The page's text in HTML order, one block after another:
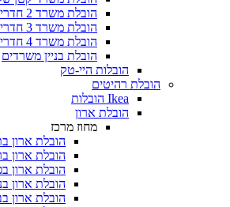
הובלת משרד 2 חדרים
הובלת משרד 3 חדרים
הובלת משרד 4 חדרים
הובלת בניין משרדים
הובלות היי-טק
הובלת רהיטים
Ikea הובלות
הובלת ארון
מחוז מרכז
הובלת ארון
הובלת ארון
הובלת ארון
הובלת ארון
הובלת ארון